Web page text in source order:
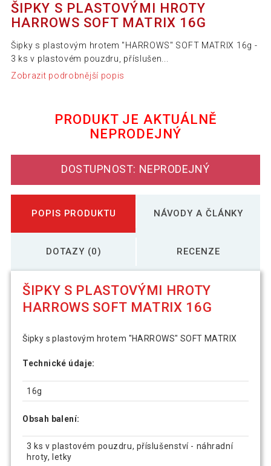
ŠIPKY S PLASTOVÝMI HROTY
HARROWS SOFT MATRIX 16G
Šipky s plastovým hrotem "HARROWS" SOFT MATRIX 16g -
3 ks v plastovém pouzdru, příslušen...
Zobrazit podrobnější popis
PRODUKT JE AKTUÁLNĚ
NEPRODEJNÝ
DOSTUPNOST: NEPRODEJNÝ
POPIS PRODUKTU NÁVODY A ČLÁNKY
DOTAZY (0) RECENZE
ŠIPKY S PLASTOVÝMI HROTY
HARROWS SOFT MATRIX 16G
Šipky s plastovým hrotem "HARROWS" SOFT MATRIX
Technické údaje:
16g
Obsah balení:
3 ks v plastovém pouzdru, příslušenství - náhradní
hroty, letky